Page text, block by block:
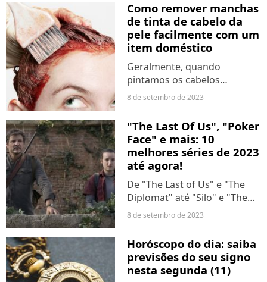
Georgina, começou a circular
na internet alguns detalhes
do acordo pré-nupcial do
casal.
Como remover manchas
de tinta de cabelo da
pele facilmente com um
item doméstico
Geralmente, quando
pintamos os cabelos
sozinhos, mesmo que
não nos sujar de tinta,
acontece algum tipo de
mágica e acabamos ficando
com uma orelha azul,...
8 de setembro de 2023
"The Last Of Us", "Poker
Face" e mais: 10
melhores séries de 2023
até agora!
De "The Last of Us" e "The
Diplomat" até "Silo" e "The
Bear", Caryn James e Hugh
programas mais destacados
do ano para assistir e fazer
streaming agora.
8 de setembro de 2023
Horóscopo do dia: saiba
previsões do seu signo
nesta segunda (11)